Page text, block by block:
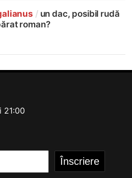
/un dac, posibil rudă
roman?
21:00